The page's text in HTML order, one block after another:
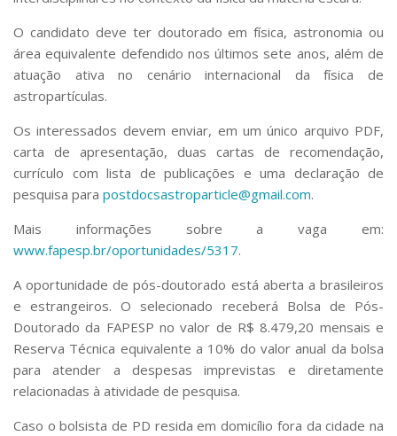
O candidato deve ter doutorado em física, astronomia ou
área equivalente defendido nos últimos sete anos, além de
atuação ativa no cenário internacional da física de
astropartículas.
Os interessados devem enviar, em um único arquivo PDF,
carta de apresentação, duas cartas de recomendação,
currículo com lista de publicações e uma declaração de
pesquisa para postdocsastroparticle@gmail.com.
Mais informações sobre a vaga em:
www.fapesp.br/oportunidades/5317.
A oportunidade de pós-doutorado está aberta a brasileiros
e estrangeiros. O selecionado receberá Bolsa de Pós-
Doutorado da FAPESP no valor de R$ 8.479,20 mensais e
Reserva Técnica equivalente a 10% do valor anual da bolsa
para atender a despesas imprevistas e diretamente
relacionadas à atividade de pesquisa.
Caso o bolsista de PD resida em domicílio fora da cidade na